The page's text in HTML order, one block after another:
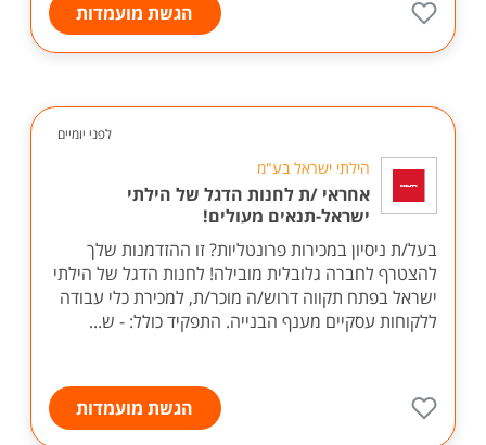
הגשת מועמדות
לפני יומיים
הילתי ישראל בע"מ
אחראי /ת לחנות הדגל של הילתי
ישראל-תנאים מעולים!
בעל/ת ניסיון במכירות פרונטליות? זו ההזדמנות שלך
להצטרף לחברה גלובלית מובילה! לחנות הדגל של הילתי
ישראל בפתח תקווה דרוש/ה מוכר/ת, למכירת כלי עבודה
ללקוחות עסקיים מענף הבנייה. התפקיד כולל: - ש...
הגשת מועמדות